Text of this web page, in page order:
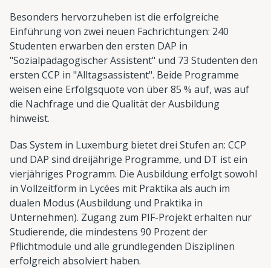
Besonders hervorzuheben ist die erfolgreiche
Einführung von zwei neuen Fachrichtungen: 240
Studenten erwarben den ersten DAP in
"Sozialpädagogischer Assistent" und 73 Studenten den
ersten CCP in "Alltagsassistent". Beide Programme
weisen eine Erfolgsquote von über 85 % auf, was auf
die Nachfrage und die Qualität der Ausbildung
hinweist.
Das System in Luxemburg bietet drei Stufen an: CCP
und DAP sind dreijährige Programme, und DT ist ein
vierjähriges Programm. Die Ausbildung erfolgt sowohl
in Vollzeitform in Lycées mit Praktika als auch im
dualen Modus (Ausbildung und Praktika in
Unternehmen). Zugang zum PIF-Projekt erhalten nur
Studierende, die mindestens 90 Prozent der
Pflichtmodule und alle grundlegenden Disziplinen
erfolgreich absolviert haben.